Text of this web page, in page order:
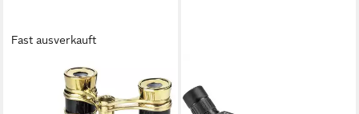
Fast ausverkauft
ESCHENBACH
Theaterglas mit Kette 3 x 25
44691 Monokular